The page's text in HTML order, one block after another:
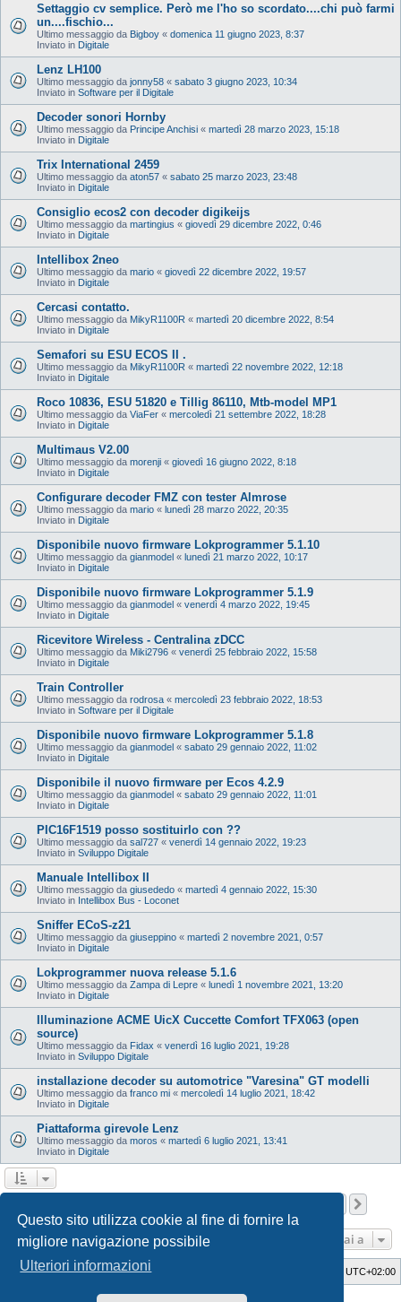
Questo sito utilizza cookie al fine di fornire la
migliore navigazione possibile
Ulteriori informazioni
Settaggio cv semplice. Però me l'ho so scordato....chi può farmi
un....fischio...
Ultimo messaggio da Bigboy « domenica 11 giugno 2023, 8:37
Inviato in Digitale
Lenz LH100
Ultimo messaggio da jonny58 « sabato 3 giugno 2023, 10:34
Inviato in Software per il Digitale
Decoder sonori Hornby
Ultimo messaggio da Principe Anchisi « martedì 28 marzo 2023, 15:18
Inviato in Digitale
Trix International 2459
Ultimo messaggio da aton57 « sabato 25 marzo 2023, 23:48
Inviato in Digitale
Consiglio ecos2 con decoder digikeijs
Ultimo messaggio da martingius « giovedì 29 dicembre 2022, 0:46
Inviato in Digitale
Intellibox 2neo
Ultimo messaggio da mario « giovedì 22 dicembre 2022, 19:57
Inviato in Digitale
Cercasi contatto.
Ultimo messaggio da MikyR1100R « martedì 20 dicembre 2022, 8:54
Inviato in Digitale
Semafori su ESU ECOS II .
Ultimo messaggio da MikyR1100R « martedì 22 novembre 2022, 12:18
Inviato in Digitale
Roco 10836, ESU 51820 e Tillig 86110, Mtb-model MP1
Ultimo messaggio da ViaFer « mercoledì 21 settembre 2022, 18:28
Inviato in Digitale
Multimaus V2.00
Ultimo messaggio da morenji « giovedì 16 giugno 2022, 8:18
Inviato in Digitale
Configurare decoder FMZ con tester Almrose
Ultimo messaggio da mario « lunedì 28 marzo 2022, 20:35
Inviato in Digitale
Disponibile nuovo firmware Lokprogrammer 5.1.10
Ultimo messaggio da gianmodel « lunedì 21 marzo 2022, 10:17
Inviato in Digitale
Disponibile nuovo firmware Lokprogrammer 5.1.9
Ultimo messaggio da gianmodel « venerdì 4 marzo 2022, 19:45
Inviato in Digitale
Ricevitore Wireless - Centralina zDCC
Ultimo messaggio da Miki2796 « venerdì 25 febbraio 2022, 15:58
Inviato in Digitale
Train Controller
Ultimo messaggio da rodrosa « mercoledì 23 febbraio 2022, 18:53
Inviato in Software per il Digitale
Disponibile nuovo firmware Lokprogrammer 5.1.8
Ultimo messaggio da gianmodel « sabato 29 gennaio 2022, 11:02
Inviato in Digitale
Disponibile il nuovo firmware per Ecos 4.2.9
Ultimo messaggio da gianmodel « sabato 29 gennaio 2022, 11:01
Inviato in Digitale
PIC16F1519 posso sostituirlo con ??
Ultimo messaggio da sal727 « venerdì 14 gennaio 2022, 19:23
Inviato in Sviluppo Digitale
Manuale Intellibox II
Ultimo messaggio da giusededo « martedì 4 gennaio 2022, 15:30
Inviato in Intellibox Bus - Loconet
Sniffer ECoS-z21
Ultimo messaggio da giuseppino « martedì 2 novembre 2021, 0:57
Inviato in Digitale
Lokprogrammer nuova release 5.1.6
Ultimo messaggio da Zampa di Lepre « lunedì 1 novembre 2021, 13:20
Inviato in Digitale
Illuminazione ACME UicX Cuccette Comfort TFX063 (open
source)
Ultimo messaggio da Fidax « venerdì 16 luglio 2021, 19:28
Inviato in Sviluppo Digitale
installazione decoder su automotrice "Varesina" GT modelli
Ultimo messaggio da franco mi « mercoledì 14 luglio 2021, 18:42
Inviato in Digitale
Piattaforma girevole Lenz
Ultimo messaggio da moros « martedì 6 luglio 2021, 13:41
Inviato in Digitale
Vai a
Indice UTC+02:00
GTA game